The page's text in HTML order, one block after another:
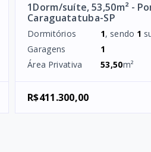
1Dorm/suíte, 53,50m² -
Caraguatatuba-SP
Dormitórios 1, sendo 1
Garagens
1
Área Privativa
53,50m²
R$411.300,00